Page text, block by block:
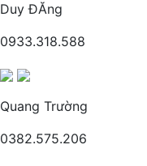
Duy ĐĂng
0933.318.588
Quang Trường
0382.575.206